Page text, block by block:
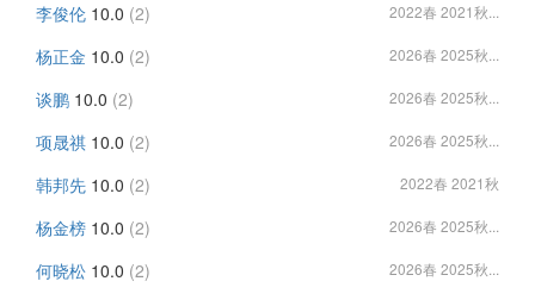
李俊伦 10.0 (2) 2022春 2021秋...
杨正金 10.0 (2) 2026春 2025秋...
谈鹏 10.0 (2) 2026春 2025秋...
项晟祺 10.0 (2) 2026春 2025秋...
韩邦先 10.0 (2) 2022春 2021秋
杨金榜 10.0 (2) 2026春 2025秋...
何晓松 10.0 (2) 2026春 2025秋...